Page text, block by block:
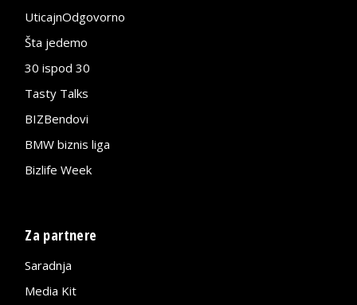
UticajnOdgovorno
Šta jedemo
30 ispod 30
Tasty Talks
BIZBendovi
BMW biznis liga
Bizlife Week
Za partnere
Saradnja
Media Kit